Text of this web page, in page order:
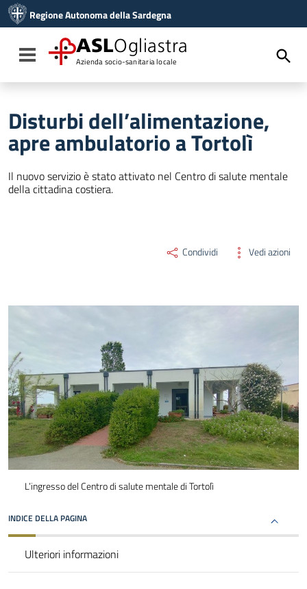
Vai al menu di navigazione
Vai al footer
Regione Autonoma della Sardegna
Toggle navigation
ASLOgliastra
Azienda socio-sanitaria locale
Disturbi dell’alimentazione,
apre ambulatorio a Tortolì
Il nuovo servizio è stato attivato nel Centro di salute mentale
della cittadina costiera.
Condividi Vedi azioni
L’ingresso del Centro di salute mentale di Tortolì
INDICE DELLA PAGINA
Ulteriori informazioni